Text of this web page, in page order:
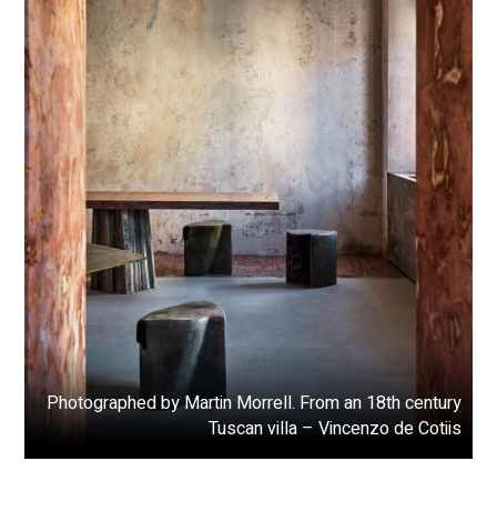
Photographed by Martin Morrell. From an 18th century
Tuscan villa – Vincenzo de Cotiis